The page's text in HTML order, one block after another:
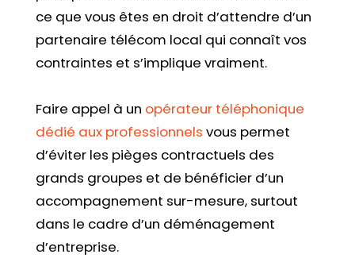
ce que vous êtes en droit d’attendre d’un
partenaire télécom local qui connaît vos
contraintes et s’implique vraiment.
Faire appel à un opérateur téléphonique
dédié aux professionnels vous permet
d’éviter les pièges contractuels des
grands groupes et de bénéficier d’un
accompagnement sur-mesure, surtout
dans le cadre d’un déménagement
d’entreprise.